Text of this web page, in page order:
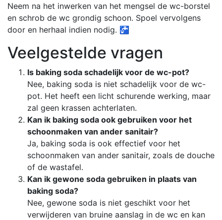
Neem na het inwerken van het mengsel de wc-borstel
en schrob de wc grondig schoon. Spoel vervolgens
door en herhaal indien nodig. 🚰
Veelgestelde vragen
Is baking soda schadelijk voor de wc-pot?
Nee, baking soda is niet schadelijk voor de wc-
pot. Het heeft een licht schurende werking, maar
zal geen krassen achterlaten.
Kan ik baking soda ook gebruiken voor het
schoonmaken van ander sanitair?
Ja, baking soda is ook effectief voor het
schoonmaken van ander sanitair, zoals de douche
of de wastafel.
Kan ik gewone soda gebruiken in plaats van
baking soda?
Nee, gewone soda is niet geschikt voor het
verwijderen van bruine aanslag in de wc en kan